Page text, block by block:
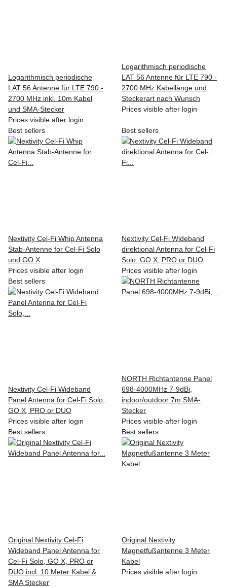
Logarithmisch periodische
LAT 56 Antenne für LTE 790 -
2700 MHz inkl. 10m Kabel
und SMA-Stecker
Prices visible after login
Logarithmisch periodische
LAT 56 Antenne für LTE 790 -
2700 MHz Kabellänge und
Steckerart nach Wunsch
Prices visible after login
Best sellers
Nextivity Cel-Fi Whip Antenna
Stab-Antenne for Cel-Fi Solo
und GO X
Prices visible after login
Best sellers
Nextivity Cel-Fi Wideband
direktional Antenna for Cel-Fi
Solo, GO X, PRO or DUO
Prices visible after login
Best sellers
Nextivity Cel-Fi Wideband
Panel Antenna for Cel-Fi Solo,
GO X, PRO or DUO
Prices visible after login
NORTH Richtantenne Panel
698-4000MHz 7-9dBi,
indoor/outdoor 7m SMA-
Stecker
Prices visible after login
Best sellers
Original Nextivity Cel-Fi
Wideband Panel Antenna for
Cel-Fi Solo, GO X, PRO or
DUO incl. 10 Meter Kabel &
SMA Stecker
Best sellers
Original Nextivity
Magnetfußantenne 3 Meter
Kabel
Prices visible after login